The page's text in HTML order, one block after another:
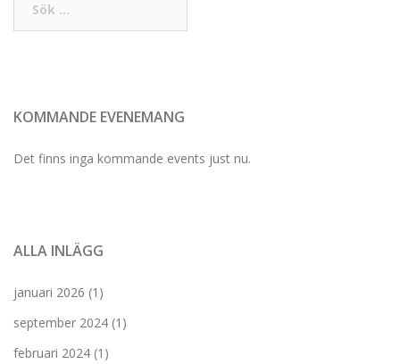
efter:
KOMMANDE EVENEMANG
Det finns inga kommande events just nu.
ALLA INLÄGG
januari 2026 (1)
september 2024 (1)
februari 2024 (1)